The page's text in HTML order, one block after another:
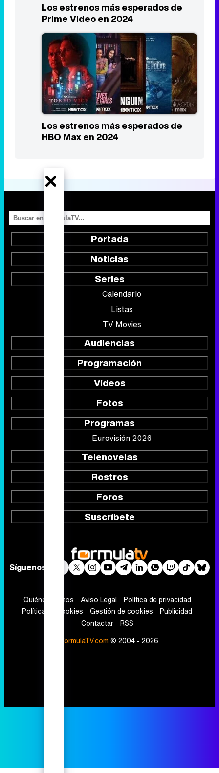
Los estrenos más esperados de
Prime Video en 2024
Los estrenos más esperados de
HBO Max en 2024
Portada
Noticias
Series
Calendario
Listas
TV Movies
Audiencias
Programación
Vídeos
Fotos
Programas
Eurovisión 2026
Telenovelas
Rostros
Foros
Suscríbete
Síguenos
Quiénes somos Aviso Legal
Política de privacidad
Política de cookies
Gestión de cookies
Publicidad
Contactar
RSS
FormulaTV.com © 2004 - 2026